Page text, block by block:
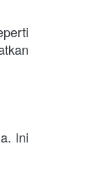
Ini